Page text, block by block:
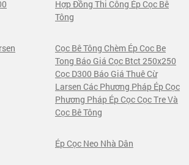
Hợp Đồng Thi Công Ép Cọc Bê
Tông
Cọc Bê Tông Chèm Ép Coc Be
Tong Báo Giá Cọc Btct 250x250
Cọc D300 Báo Giá Thuê Cừ
Larsen Các Phương Pháp Ép Cọc
Phương Pháp Ép Cọc Cọc Tre Và
Cọc Bê Tông
Ép Cọc Neo Nhà Dân